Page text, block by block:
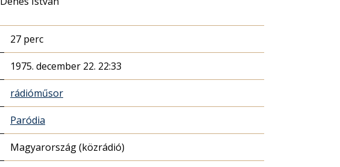
27 perc
1975. december 22. 22:33
rádióműsor
Paródia
Magyarország (közrádió)